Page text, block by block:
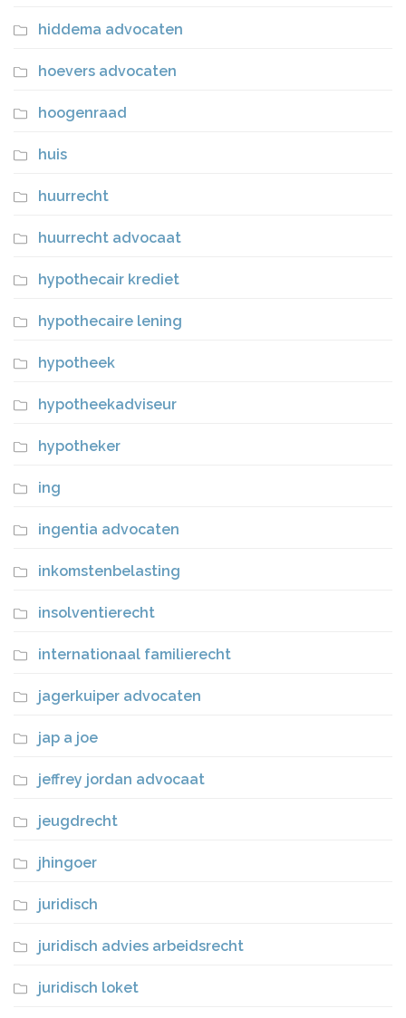
hiddema advocaten
hoevers advocaten
hoogenraad
huis
huurrecht
huurrecht advocaat
hypothecair krediet
hypothecaire lening
hypotheek
hypotheekadviseur
hypotheker
ing
ingentia advocaten
inkomstenbelasting
insolventierecht
internationaal familierecht
jagerkuiper advocaten
jap a joe
jeffrey jordan advocaat
jeugdrecht
jhingoer
juridisch
juridisch advies arbeidsrecht
juridisch loket